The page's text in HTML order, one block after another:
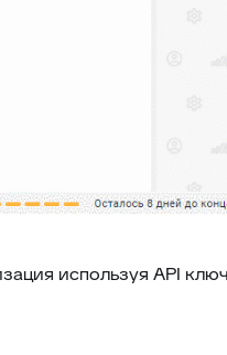
используя API